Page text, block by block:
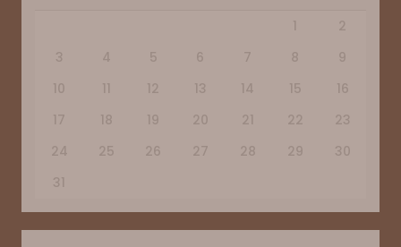
1
2
3
4 5 6 7 8
9
10
11 12 13 14 15
16
17
18 19 20 21 22
23
24
25 26 27 28 29
30
31